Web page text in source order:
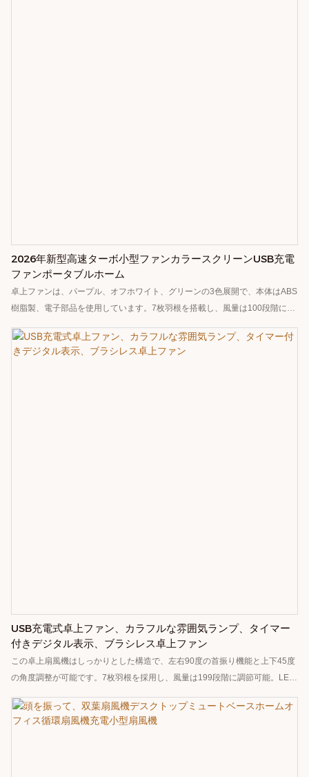
2026年新型高速ターボ小型ファンカラースクリーンUSB充電
ファンポータブルホーム
卓上ファンは、パープル、オフホワイト、グリーンの3色展開で、本体はABS
樹脂製、電子部品を使用しています。7枚羽根を搭載し、風量は100段階に調
マート制御に対応し、4000mAhのバッテリーを内蔵。バッテリー駆動時間は
6～8時間、定格電圧はDC5V/1A、定格電力は5Wです。
USB充電式卓上ファン、カラフルな雰囲気ランプ、タイマー
付きデジタル表示、ブラシレス卓上ファン
この卓上扇風機はしっかりとした構造で、左右90度の首振り機能と上下45度
の角度調整が可能です。7枚羽根を採用し、風量は199段階に調節可能。LED
6000mAh大容量バッテリーは3時間でフル充電でき、最長12時間の連続使用
が可能です。風量も強く、バッテリー寿命も長いため、家庭やオフィスでの